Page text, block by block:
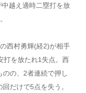
越え適時二塁打を放
西村勇輝(経2)が相手
打を放たれ1失点。西
の、2者連続で押し
だけで5点を失う。